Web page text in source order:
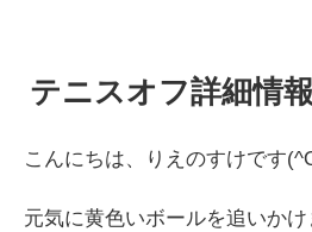
テニスオフ詳細情報
こんにちは、りえのすけです
元気に黄色いボールを追いかけ